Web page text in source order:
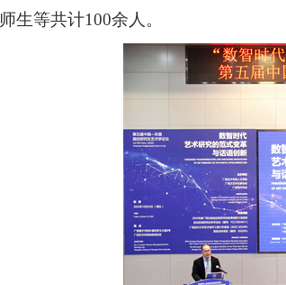
生等共计100余人。